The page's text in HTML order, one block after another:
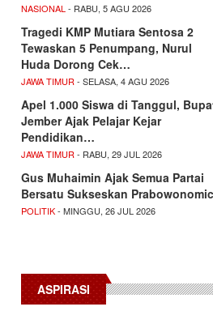
NASIONAL - RABU, 5 AGU 2026
Tragedi KMP Mutiara Sentosa 2
Tewaskan 5 Penumpang, Nurul
Huda Dorong Cek…
JAWA TIMUR - SELASA, 4 AGU 2026
Apel 1.000 Siswa di Tanggul,
Jember Ajak Pelajar Kejar
Pendidikan…
JAWA TIMUR - RABU, 29 JUL 2026
Gus Muhaimin Ajak Semua Partai
Bersatu Sukseskan
POLITIK- MINGGU, 26 JUL 2026
ASPIRASI